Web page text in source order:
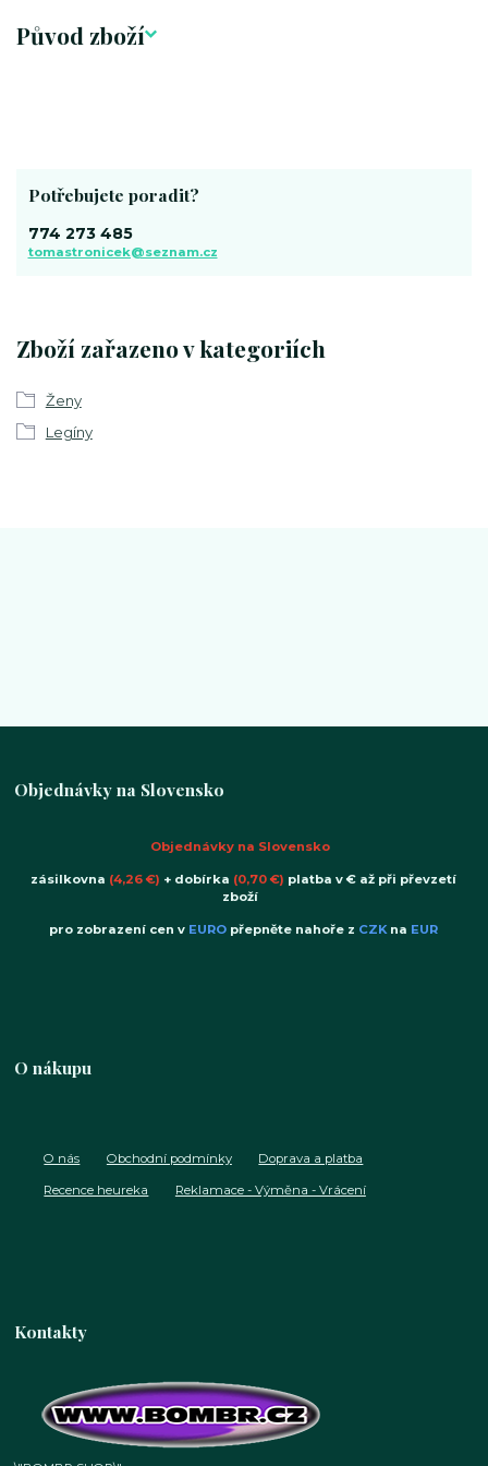
Původ zboží
Zboží zařazeno v kategoriích
Ženy
Legíny
Potřebujete poradit?
774 273 485
tomastronicek@seznam.cz
Objednávky na Slovensko
Objednávky na Slovensko
zásilkovna (4,26 €) + dobírka (0,70 €) platba v € až při převzetí
zboží
pro zobrazení cen v EURO přepněte nahoře z CZKna EUR
O nákupu
O nás Obchodní podmínky Doprava a platba
Recence heureka Reklamace - Výměna - Vrácení
Kontakty